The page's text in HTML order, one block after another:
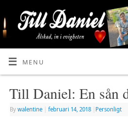
MENU
Till Daniel: En sån
By walentine februari 14, 2018 Personligt